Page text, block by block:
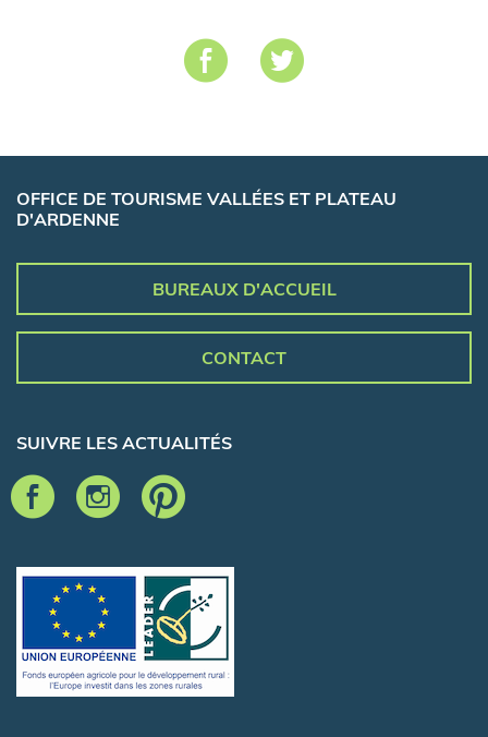
OFFICE DE TOURISME VALLÉES ET PLATEAU
D'ARDENNE
BUREAUX D'ACCUEIL
CONTACT
SUIVRE LES ACTUALITÉS